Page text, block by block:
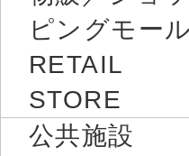
ピングモール
RETAIL
STORE
公共施設